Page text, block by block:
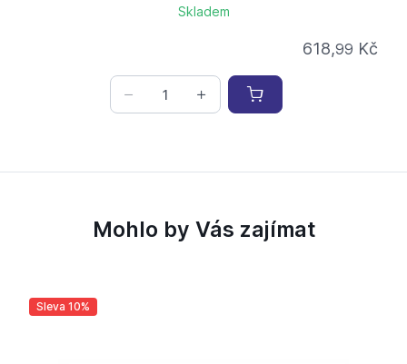
Skladem
618,99 Kč
Mohlo by Vás zajímat
Sleva 10%